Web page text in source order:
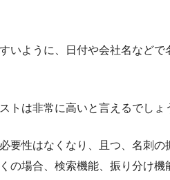
いように、日付や会社名など
トは非常に高いと言えるでしょ
要性はなくなり、且つ、名刺の
場合、検索機能、振り分け機